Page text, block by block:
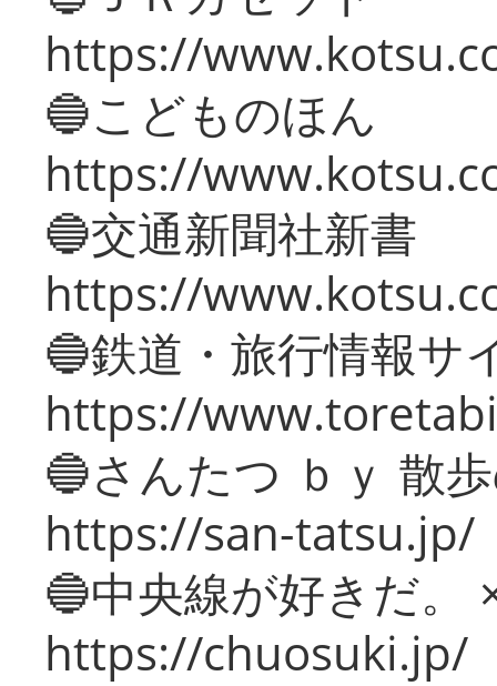
https://
🔵こどものほん
https://
🔵交通新聞社新書
https://
🔵鉄道・旅行情報サ
https://
🔵さんたつ ｂｙ 散
https://san-tatsu.jp/
🔵中央線が好きだ。
https://chuosuki.jp/